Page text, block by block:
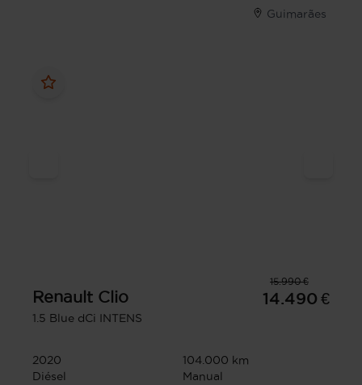
Guimarães
15.990 €
Renault Clio
1.5 Blue dCi INTENS
14.490 €
2020
104.000 km
Diésel
Manual